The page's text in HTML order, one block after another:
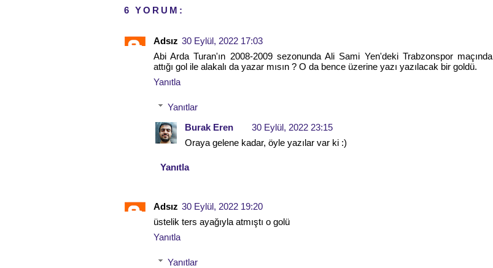
6 YORUM:
Adsız 30 Eylül, 2022 17:03
Abi Arda Turan'ın 2008-2009 sezonunda Ali Sami Yen'deki Trabzonspor maçında
attığı gol ile alakalı da yazar mısın ? O da bence üzerine yazı yazılacak bir goldü.
Yanıtla
Yanıtlar
Burak Eren
30 Eylül, 2022 23:15
Oraya gelene kadar, öyle yazılar var ki :)
Yanıtla
Adsız 30 Eylül, 2022 19:20
üstelik ters ayağıyla atmıştı o golü
Yanıtla
Yanıtlar